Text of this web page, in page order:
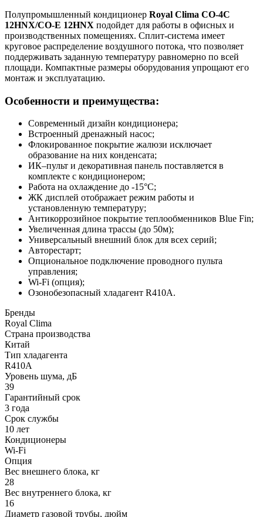
Полупромышленный кондиционер Royal Clima CO-4C
12HNX/CO-E 12HNX подойдет для работы в офисных и
производственных помещениях. Сплит-система имеет
круговое распределение воздушного потока, что позволяет
поддерживать заданную температуру равномерно по всей
площади. Компактные размеры оборудования упрощают его
монтаж и эксплуатацию.
Особенности и преимущества:
Современный дизайн кондиционера;
Встроенный дренажный насос;
Флокированное покрытие жалюзи исключает
образование на них конденсата;
ИК–пульт и декоративная панель поставляется в
комплекте с кондиционером;
Работа на охлаждение до -15°С;
ЖК дисплей отображает режим работы и
установленную температуру;
Антикоррозийное покрытие теплообменников Blue Fin;
Увеличенная длина трассы (до 50м);
Универсальный внешний блок для всех серий;
Авторестарт;
Опциональное подключение проводного пульта
управления;
Wi-Fi (опция);
Озонобезопасный хладагент R410A.
Бренды
Royal Clima
Страна производства
Китай
Тип хладагента
R410A
Уровень шума, дБ
39
Гарантийный срок
3 года
Срок службы
10 лет
Кондиционеры
Wi-Fi
Опция
Вес внешнего блока, кг
28
Вес внутреннего блока, кг
16
Диаметр газовой трубы, дюйм